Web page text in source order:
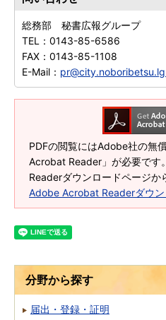
総務部 秘書広報グループ
TEL： 0143-85-6586
FAX： 0143-85-1108
E-Mail：
PDFの閲覧にはAdobe社の無
Acrobat Reader」が必要で
Readerダウンロードページか
Adobe Acrobat Readerダウン
分野から探す
届出・登録・証明